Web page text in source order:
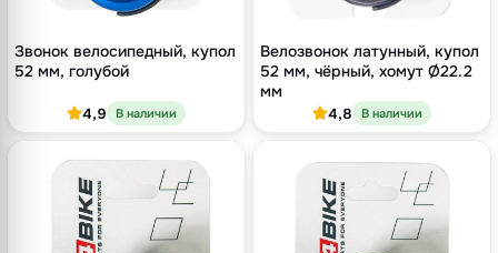
Звонок велосипедный, купол
52 мм, голубой
4,9 В наличии
Велозвонок латунный, купол
52 мм, чёрный, хомут Ø22.2
мм
4,8 В наличии